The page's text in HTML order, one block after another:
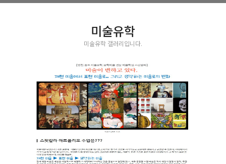
미술유학
미술유학 갤러리입니다.